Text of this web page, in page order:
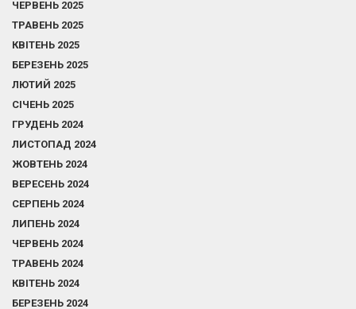
ЧЕРВЕНЬ 2025
ТРАВЕНЬ 2025
КВІТЕНЬ 2025
БЕРЕЗЕНЬ 2025
ЛЮТИЙ 2025
СІЧЕНЬ 2025
ГРУДЕНЬ 2024
ЛИСТОПАД 2024
ЖОВТЕНЬ 2024
ВЕРЕСЕНЬ 2024
СЕРПЕНЬ 2024
ЛИПЕНЬ 2024
ЧЕРВЕНЬ 2024
ТРАВЕНЬ 2024
КВІТЕНЬ 2024
БЕРЕЗЕНЬ 2024